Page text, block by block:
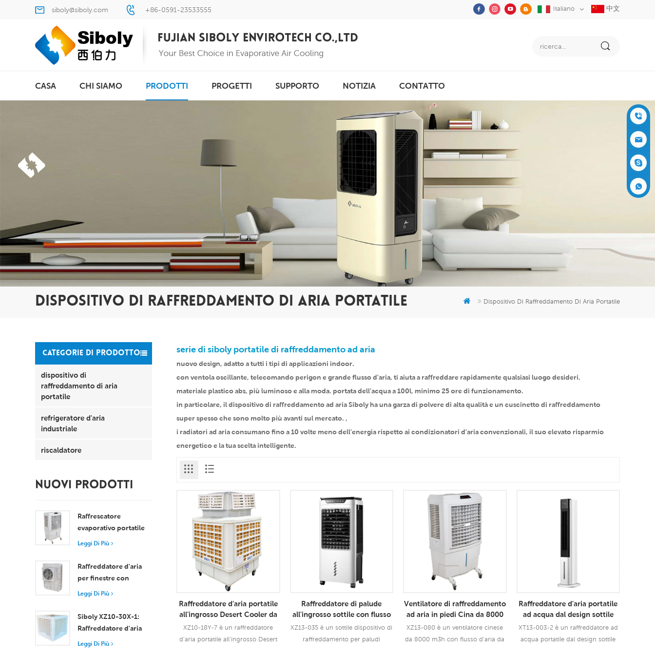
siboly@siboly.com +86-0591-23533555 Italiano 中文
CASA CHI SIAMO PRODOTTI PROGETTI SUPPORTO NOTIZIA CONTATTO
DISPOSITIVO DI RAFFREDDAMENTO DI ARIA PORTATILE Dispositivo Di Raffreddamento Di Aria Portatile
CATEGORIE DI PRODOTTO
dispositivo di
raffreddamento di aria
portatile
refrigeratore d'aria
industriale
riscaldatore
NUOVI PRODOTTI
Raffrescatore
evaporativo portatile
da 8000 m³/h con
modello XZ13-080
Leggi Di Più
Raffreddatore d'aria
per finestre con
motore assiale
Raffreddamento
efficiente per stanze di
dimensioni
Leggi Di Più
Siboly XZ10-30X-1:
Raffreddatore d'aria
evaporativo industriale
Leggi Di Più
serie di siboly portatile di raffreddamento ad aria
nuovo design, adatto a tutti i tipi di applicazioni indoor.
con ventola oscillante, telecomando perigon e grande flusso d'aria, ti aiuta a raffreddare rapidamente qualsiasi luogo desideri.
materiale plastico abs, più luminoso e alla moda. portata dell'acqua a 100l, minimo 25 ore di funzionamento.
in particolare, il dispositivo di raffreddamento ad aria Siboly ha una garza di polvere di alta qualità e un cuscinetto di raffreddamento
super spesso che sono molto più avanti sul mercato. ,
i radiatori ad aria consumano fino a 10 volte meno dell'energia rispetto ai condizionatori d'aria convenzionali, il suo elevato risparmio
energetico e la tua scelta intelligente.
Raffreddatore d'aria portatile
all'ingrosso Desert Cooler da
18000 m3h
XZ10-18Y-7 è un raffreddatore
d'aria portatile all'ingrosso Desert
Raffreddatore di palude
all'ingrosso sottile con flusso
d'aria di 3500 CMH
XZ13-035 è un sottile dispositivo di
raffreddamento per paludi
Ventilatore di raffreddamento
ad aria in piedi Cina da 8000
m3h
XZ13-080 è un ventilatore cinese
da 8000 m3h con flusso d'aria da
Raffreddatore d'aria portatile
ad acqua dal design sottile
XT13-003-2 è un raffreddatore ad
acqua portatile dal design sottile
+86-05
91-2353
3555
siboly@s
iboly.co
evaporat
er
5951777